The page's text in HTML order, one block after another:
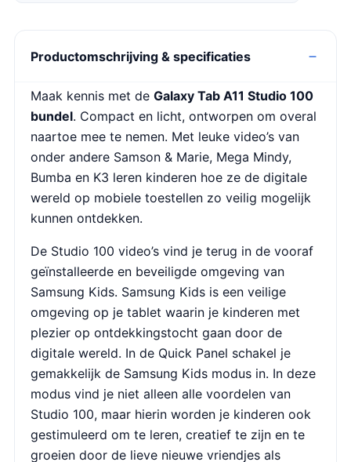
Productomschrijving & specificaties
Maak kennis met de Galaxy Tab A11 Studio 100
bundel. Compact en licht, ontworpen om overal
naartoe mee te nemen. Met leuke video’s van
onder andere Samson & Marie, Mega Mindy,
Bumba en K3 leren kinderen hoe ze de digitale
wereld op mobiele toestellen zo veilig mogelijk
kunnen ontdekken.
De Studio 100 video’s vind je terug in de vooraf
geïnstalleerde en beveiligde omgeving van
Samsung Kids. Samsung Kids is een veilige
omgeving op je tablet waarin je kinderen met
plezier op ontdekkingstocht gaan door de
digitale wereld. In de Quick Panel schakel je
gemakkelijk de Samsung Kids modus in. In deze
modus vind je niet alleen alle voordelen van
Studio 100, maar hierin worden je kinderen ook
gestimuleerd om te leren, creatief te zijn en te
groeien door de lieve nieuwe vriendjes als